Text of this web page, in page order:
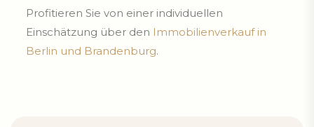
Profitieren Sie von einer individuellen
Einschätzung über den Immobilienverkauf in
Berlin und Brandenburg.